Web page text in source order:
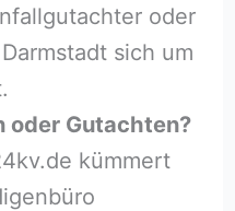
oder
sich um
oder Gutachten?
kümmert